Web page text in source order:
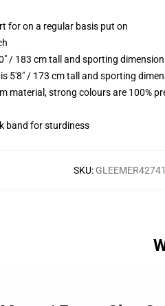
for on a regular basis put on
/ 183 cm tall and sporting
5'8" / 173 cm tall and sporting
material, strong colours are 100%
band for sturdiness
SKU: